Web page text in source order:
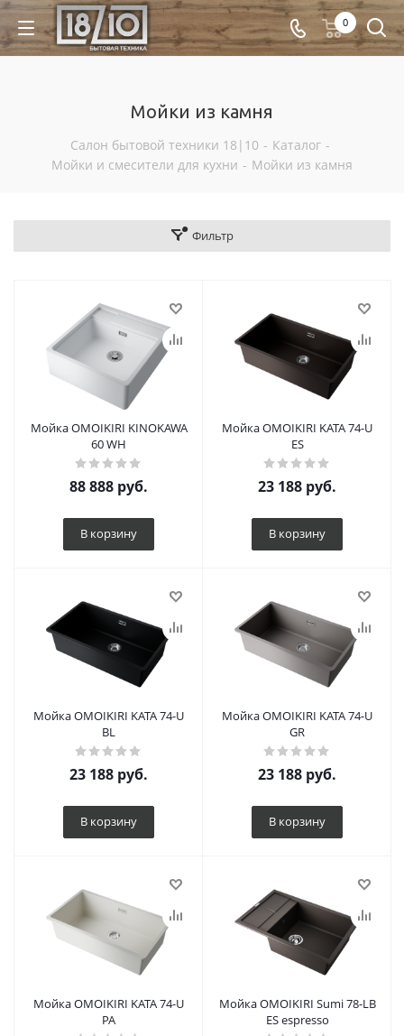
0
Мойки из камня
Салон бытовой техники 18|10 - Каталог -
Мойки и смесители для кухни - Мойки из камня
Фильтр
Мойка OMOIKIRI KINOKAWA
60 WH
88 888 руб.
В корзину
Мойка OMOIKIRI KATA 74-U
ES
23 188 руб.
В корзину
Мойка OMOIKIRI KATA 74-U
BL
23 188 руб.
В корзину
Мойка OMOIKIRI KATA 74-U
GR
23 188 руб.
В корзину
Мойка OMOIKIRI KATA 74-U
PA
Мойка OMOIKIRI Sumi 78-LB
ES espresso